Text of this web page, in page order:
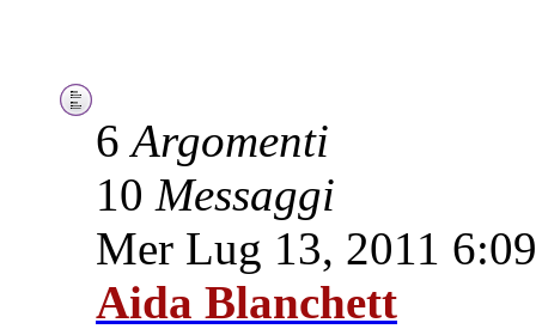
6 Argomenti
10 Messaggi
Mer Lug 13, 2011
Aida Blanchett